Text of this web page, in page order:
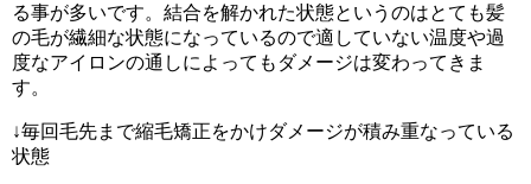
る事が多いです。結合を解かれた状態というのはとても髪
の毛が繊細な状態になっているので適していない温度や過
度なアイロンの通しによってもダメージは変わってきま
す。
↓毎回毛先まで縮毛矯正をかけダメージが積み重なっている
状態